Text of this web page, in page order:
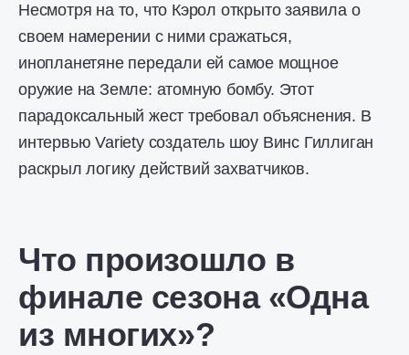
Несмотря на то, что Кэрол открыто заявила о
своем намерении с ними сражаться,
инопланетяне передали ей самое мощное
оружие на Земле: атомную бомбу. Этот
парадоксальный жест требовал объяснения. В
интервью Variety создатель шоу Винс Гиллиган
раскрыл логику действий захватчиков.
Что произошло в
финале сезона «Одна
из многих»?